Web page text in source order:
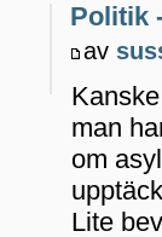
Politik
av
man
om
Lite